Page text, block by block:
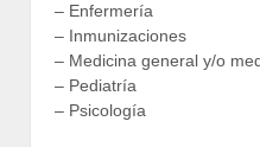
– Enfermería
– Inmunizaciones
– Medicina general y/o
– Pediatría
– Psicología